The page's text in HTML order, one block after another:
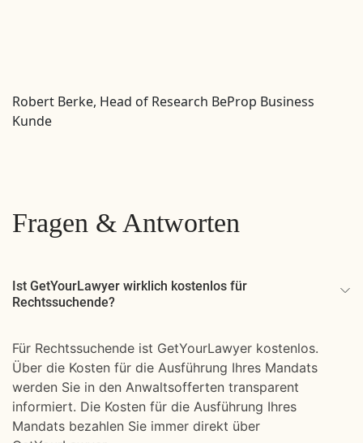
Robert Berke, Head of Research BeProp Business
Kunde
Fragen & Antworten
Ist GetYourLawyer wirklich kostenlos für
Rechtssuchende?
Für Rechtssuchende ist GetYourLawyer kostenlos.
Über die Kosten für die Ausführung Ihres Mandats
werden Sie in den Anwaltsofferten transparent
informiert. Die Kosten für die Ausführung Ihres
Mandats bezahlen Sie immer direkt über